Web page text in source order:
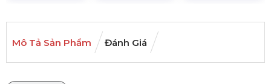
Mô Tả Sản Phẩm Đánh Giá